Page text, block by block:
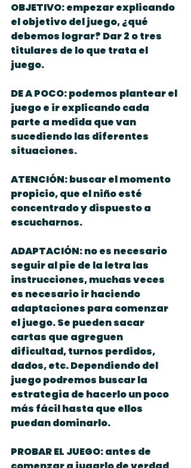
OBJETIVO: empezar explicando
el objetivo del juego, ¿qué
debemos lograr? Dar 2 o tres
titulares de lo que trata el
juego.
DE A POCO: podemos plantear el
juego e ir explicando cada
parte a medida que van
sucediendo las diferentes
situaciones.
ATENCIÓN: buscar el momento
propicio, que el niño esté
concentrado y dispuesto a
escucharnos.
ADAPTACIÓN: no es necesario
seguir al pie de la letra las
instrucciones, muchas veces
es necesario ir haciendo
adaptaciones para comenzar
el juego. Se pueden sacar
cartas que agreguen
dificultad, turnos perdidos,
dados, etc. Dependiendo del
juego podremos buscar la
estrategia de hacerlo un poco
más fácil hasta que ellos
puedan dominarlo.
PROBAR EL JUEGO: antes de